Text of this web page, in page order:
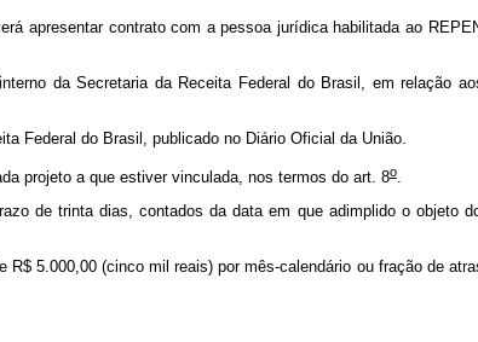
apresentar contrato com a pessoa jurídica habilitada ao
da Secretaria da Receita Federal do Brasil, em relação
Federal do Brasil, publicado no Diário Oficial da União.
projeto a que estiver vinculada, nos termos do art. 8o.
de trinta dias, contados da data em que adimplido o objeto
5.000,00 (cinco mil reais) por mês-calendário ou fração de